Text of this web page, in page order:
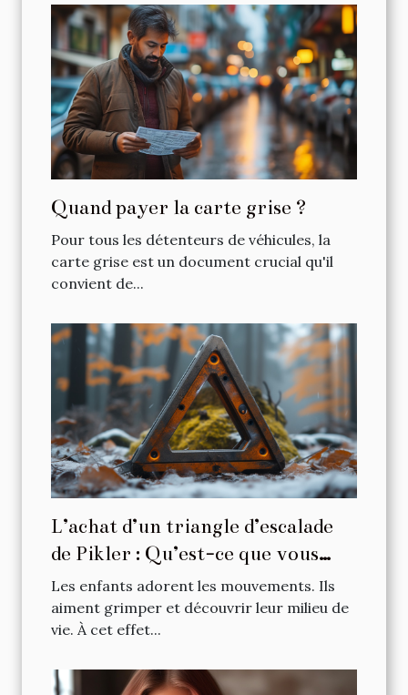
Quand payer la carte grise ?
Pour tous les détenteurs de véhicules, la
carte grise est un document crucial qu'il
convient de...
L’achat d’un triangle d’escalade
de Pikler : Qu’est-ce que vous
devez vérifier a priori ?
Les enfants adorent les mouvements. Ils
aiment grimper et découvrir leur milieu de
vie. À cet effet...